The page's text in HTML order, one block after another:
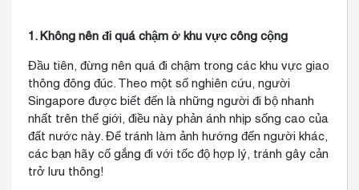
1. Không nên đi quá chậm ở khu vực công cộng
Đầu tiên, đừng nên quá đi chậm trong các khu vực giao
thông đông đúc. Theo một số nghiên cứu, người
Singapore được biết đến là những người đi bộ nhanh
nhất trên thế giới, điều này phản ánh nhịp sống cao của
đất nước này. Để tránh làm ảnh hướng đến người khác,
các bạn hãy cố gắng đi với tốc độ hợp lý, tránh gây cản
trở lưu thông!